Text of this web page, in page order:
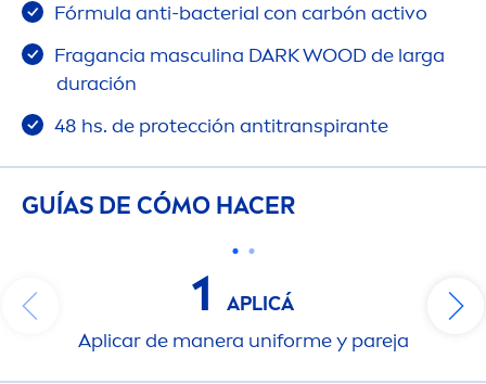
Fórmula anti-bacterial con carbón activo
Fragancia masculina DARK WOOD de larga
duración
48 hs. de protección antitranspirante​
GUÍAS DE CÓMO HACER
1
APLICÁ
Aplicar de manera uniforme y pareja